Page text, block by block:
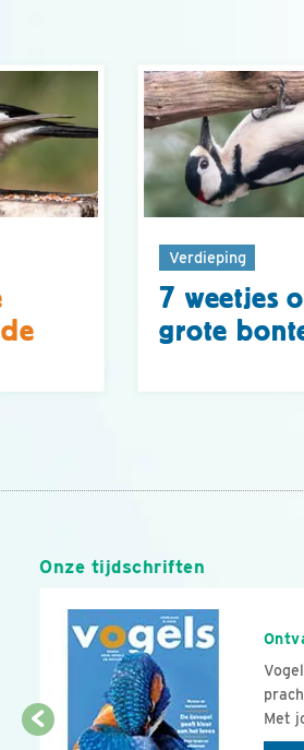
Verdieping
7 weetjes
grote
Onze tijdschriften
Met